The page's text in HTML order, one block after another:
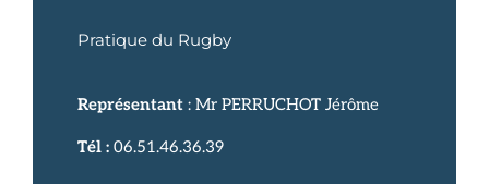
Pratique du Rugby
Représentant : Mr PERRUCHOT Jérôme
Tél : 06.51.46.36.39